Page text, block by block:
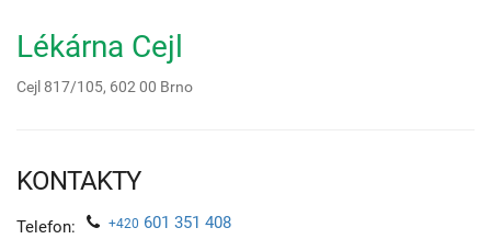
Lékárna Cejl
Cejl 817/105, 602 00 Brno
KONTAKTY
Telefon: +420 601 351 408